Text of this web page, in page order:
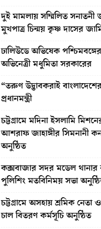
দুই মামলায় সম্মিলিত
মুখপাত্র চিন্ময় কৃষ্ণ দাসের
ঢালিউডে অভিষেক
অভিনেত্রী মধুমিতা সরকারের
“তরুণ উদ্ভাবকরাই
প্রধানমন্ত্রী
চট্টগ্রামে মদিনা ইসলামি
আশরাফ জাহাঙ্গীর সিমনানী
অনুষ্ঠিত
কক্সবাজার সদর মডেল থানার
পুলিশিং মতবিনিময় সভা
চট্টগ্রামে অসহায় শ্রমিক নেতা
চাল বিতরণ কর্মসূচি অনুষ্ঠিত